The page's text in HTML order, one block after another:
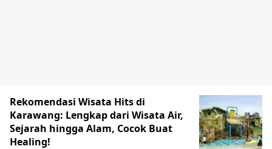
Rekomendasi Wisata Hits di
Karawang: Lengkap dari Wisata Air,
Sejarah hingga Alam, Cocok Buat
Healing!